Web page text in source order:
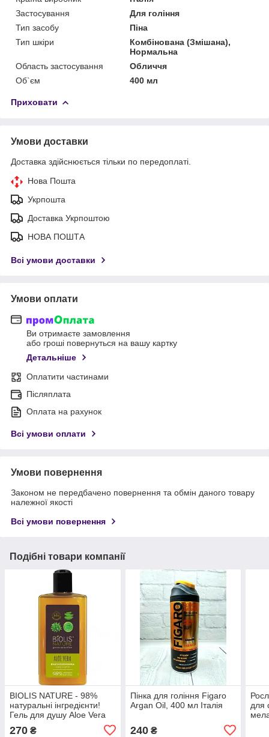
Застосування
Для гоління
Тип засобу
Піна
Тип шкіри
Комбінована (Змішана),
Нормальна
Область застосування
Обличчя
Об`єм
400 мл
Приховати
Умови доставки
Доставка здійснюється тільки по передоплаті.
Нова Пошта
Укрпошта
Доставка Укрпоштою
НОВА ПОШТА
Всі умови доставки
Умови оплати
Ви отримаєте замовлення
або гроші повернуться на вашу картку
Детальніше
Оплатити частинами
Післяплата
Оплата на рахунок
Всі умови оплати
Умови повернення
Законом не передбачено повернення та обмін даного товару
належної якості
Всі умови повернення
Подібні товари компанії
BIOLIS NATURE - 98%
натуральні інгредієнти!
Гель для душу Aloe Vera
270 ₴
Пінка для гоління Figaro
Argan Oil, 400 мл Італія
240₴
для